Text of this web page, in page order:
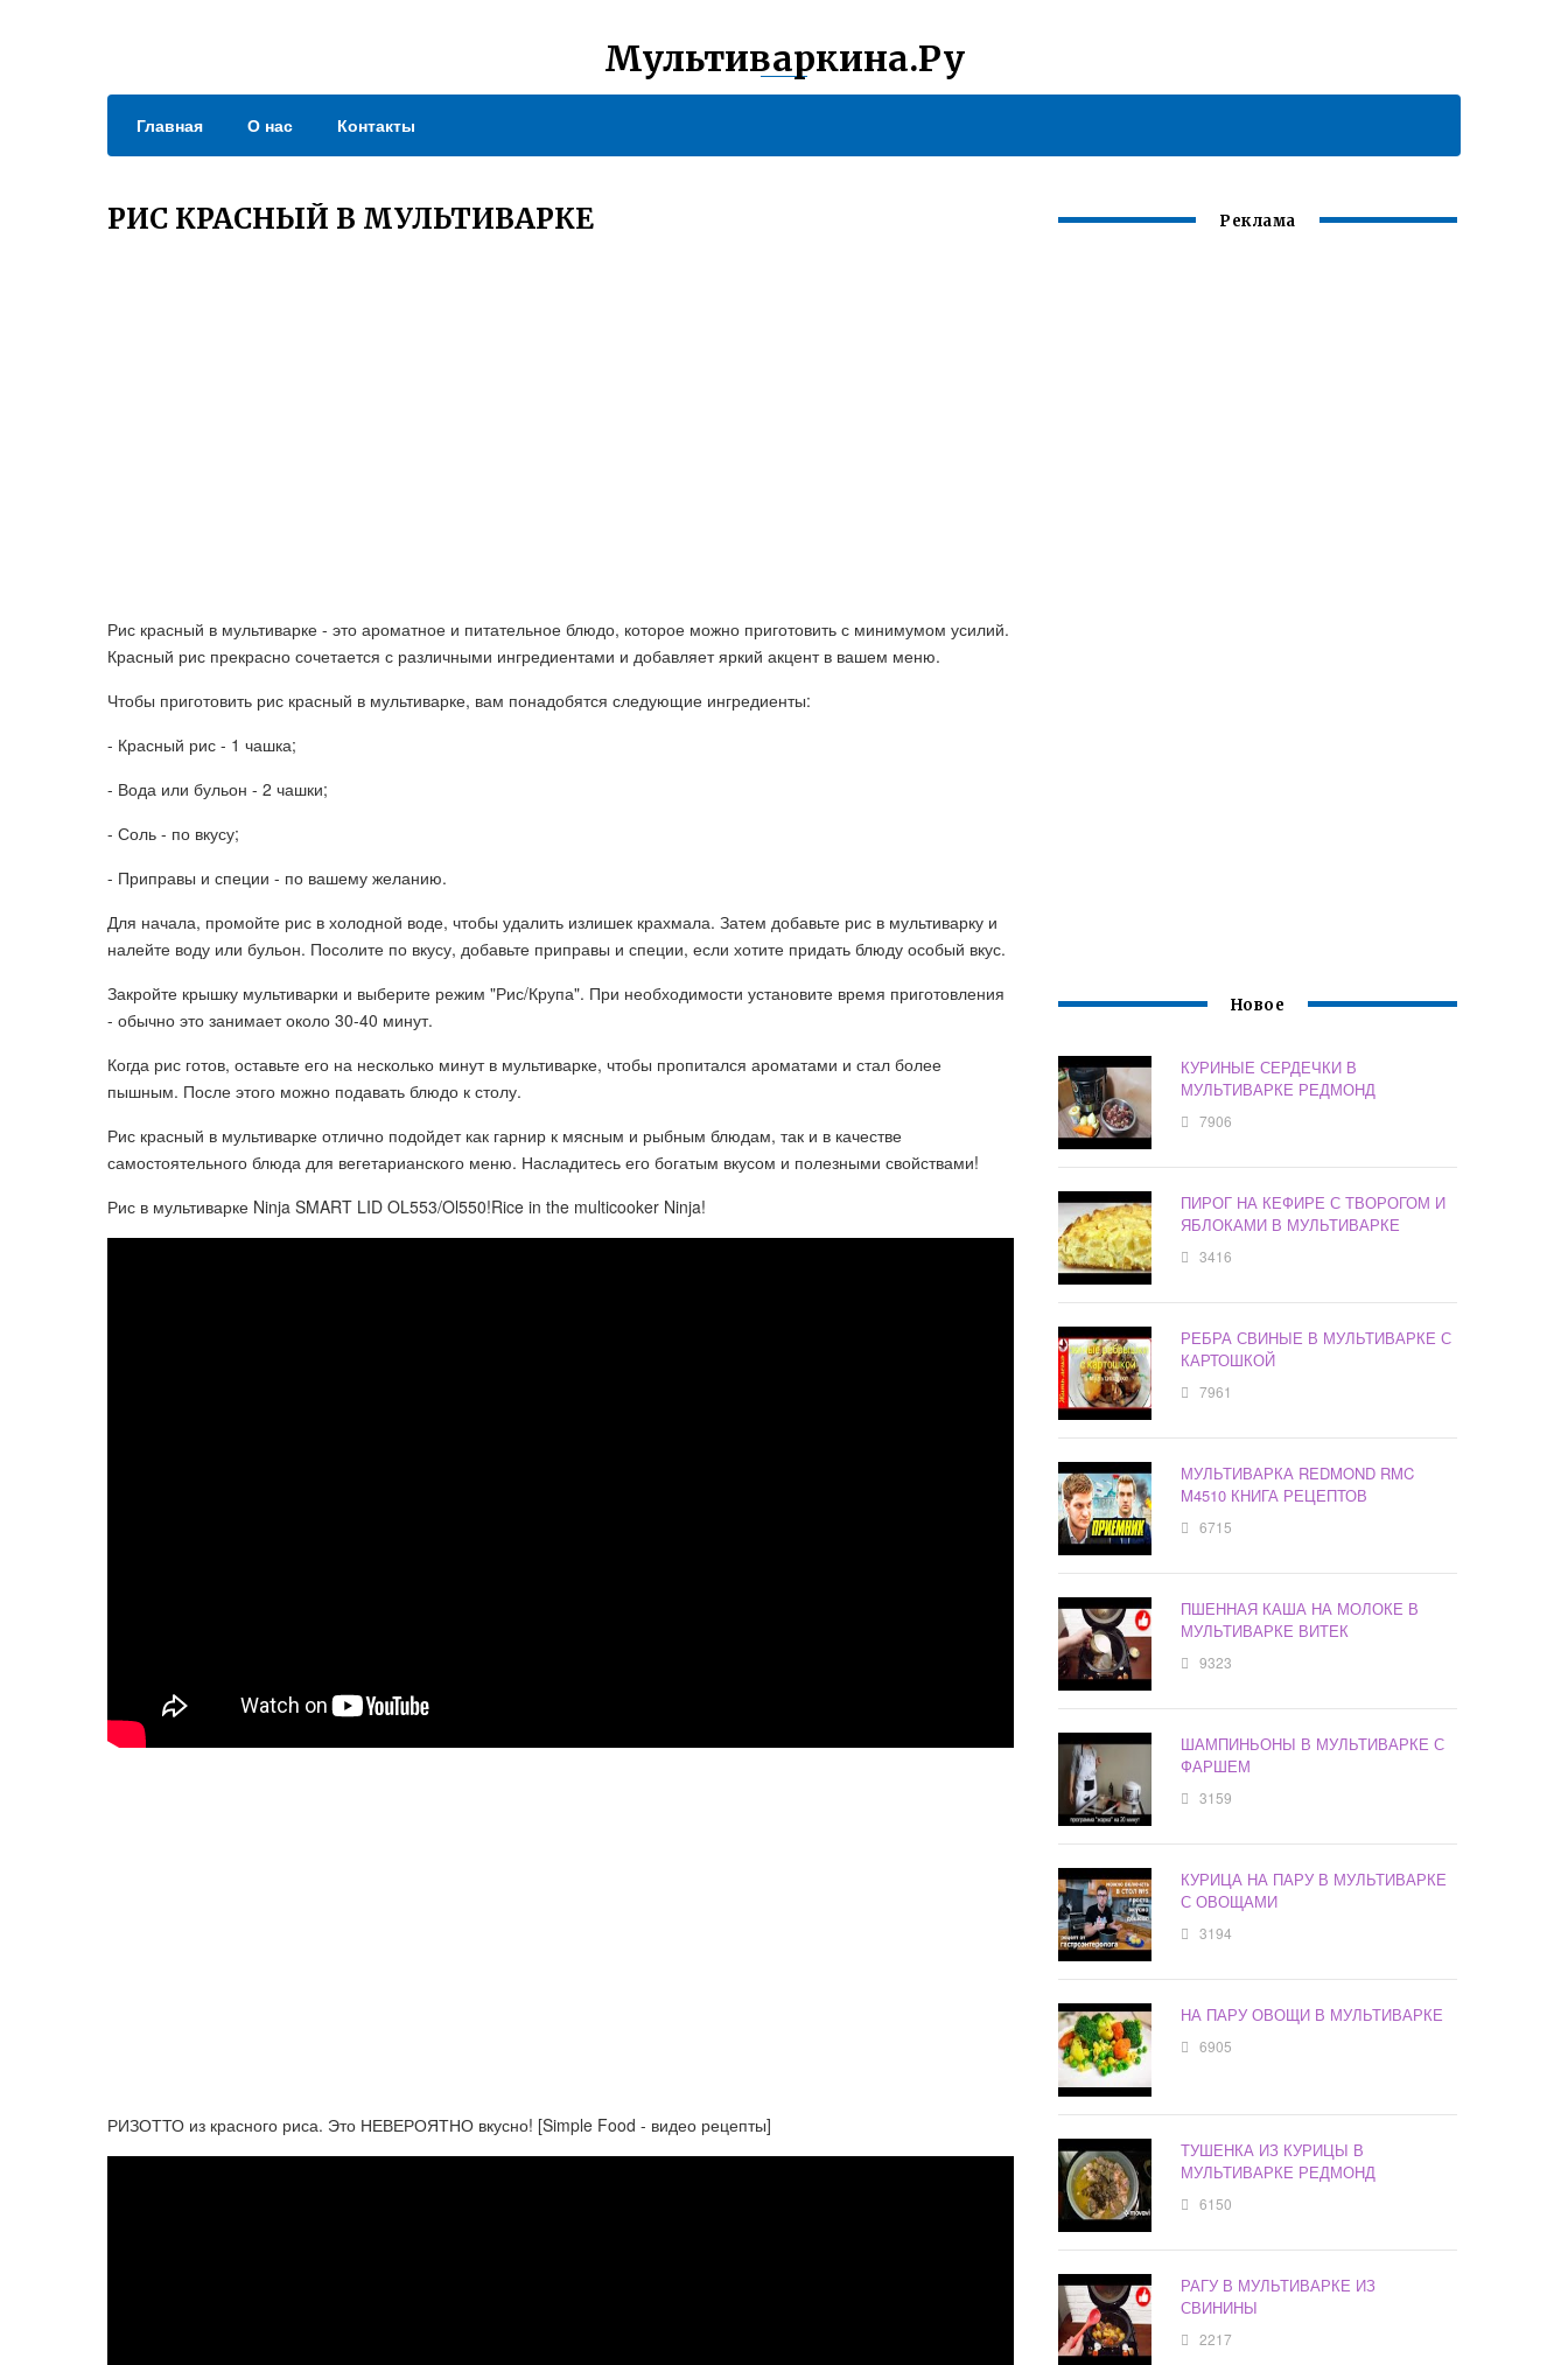
Мультиваркина.Ру
Главная О нас Контакты
РИС КРАСНЫЙ В МУЛЬТИВАРКЕ
Рис красный в мультиварке - это ароматное и питательное блюдо, которое можно приготовить с минимумом усилий.
Красный рис прекрасно сочетается с различными ингредиентами и добавляет яркий акцент в вашем меню.
Чтобы приготовить рис красный в мультиварке, вам понадобятся следующие ингредиенты:
- Красный рис - 1 чашка;
- Вода или бульон - 2 чашки;
- Соль - по вкусу;
- Приправы и специи - по вашему желанию.
Для начала, промойте рис в холодной воде, чтобы удалить излишек крахмала. Затем добавьте рис в мультиварку и
налейте воду или бульон. Посолите по вкусу, добавьте приправы и специи, если хотите придать блюду особый вкус.
Закройте крышку мультиварки и выберите режим "Рис/Крупа". При необходимости установите время приготовления
- обычно это занимает около 30-40 минут.
Когда рис готов, оставьте его на несколько минут в мультиварке, чтобы пропитался ароматами и стал более
пышным. После этого можно подавать блюдо к столу.
Рис красный в мультиварке отлично подойдет как гарнир к мясным и рыбным блюдам, так и в качестве
самостоятельного блюда для вегетарианского меню. Насладитесь его богатым вкусом и полезными свойствами!
Рис в мультиварке Ninja SMART LID OL553/Ol550!Rice in the multicooker Ninja!
РИЗОТТО из красного риса. Это НЕВЕРОЯТНО вкусно! [Simple Food - видео рецепты]
Реклама
Новое
КУРИНЫЕ СЕРДЕЧКИ В
МУЛЬТИВАРКЕ РЕДМОНД
7906
ПИРОГ НА КЕФИРЕ С ТВОРОГОМ И
ЯБЛОКАМИ В МУЛЬТИВАРКЕ
3416
РЕБРА СВИНЫЕ В МУЛЬТИВАРКЕ С
КАРТОШКОЙ
7961
МУЛЬТИВАРКА REDMOND RMC
M4510 КНИГА РЕЦЕПТОВ
6715
ПШЕННАЯ КАША НА МОЛОКЕ В
МУЛЬТИВАРКЕ ВИТЕК
9323
ШАМПИНЬОНЫ В МУЛЬТИВАРКЕ С
ФАРШЕМ
3159
КУРИЦА НА ПАРУ В МУЛЬТИВАРКЕ
С ОВОЩАМИ
3194
НА ПАРУ ОВОЩИ В МУЛЬТИВАРКЕ
6905
ТУШЕНКА ИЗ КУРИЦЫ В
МУЛЬТИВАРКЕ РЕДМОНД
6150
РАГУ В МУЛЬТИВАРКЕ ИЗ
СВИНИНЫ
2217